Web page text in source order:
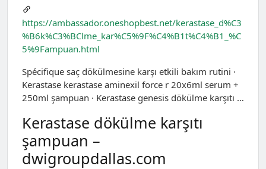
https://ambassador.oneshopbest.net/kerastase_d%C3
%B6k%C3%BClme_kar%C5%9F%C4%B1t%C4%B1_%C
5%9Fampuan.html
Spécifique saç dökülmesine karşı etkili bakım rutini ·
Kerastase kerastase aminexil force r 20x6ml serum +
250ml şampuan · Kerastase genesis dökülme karşıtı …
Kerastase dökülme karşıtı
şampuan –
dwigroupdallas.com